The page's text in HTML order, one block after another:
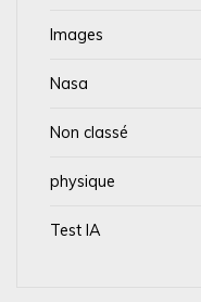
Images
Nasa
Non classé
physique
Test IA